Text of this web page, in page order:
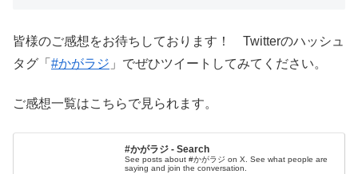
皆様のご感想をお待ちしております！ Twitterのハッシュ
タグ「 #かがラジ 」でぜひツイートしてみてください。
ご感想一覧はこちらで見られます。
#かがラジ - Search
See posts about #かがラジ on X. See what people are
saying and join the conversation.